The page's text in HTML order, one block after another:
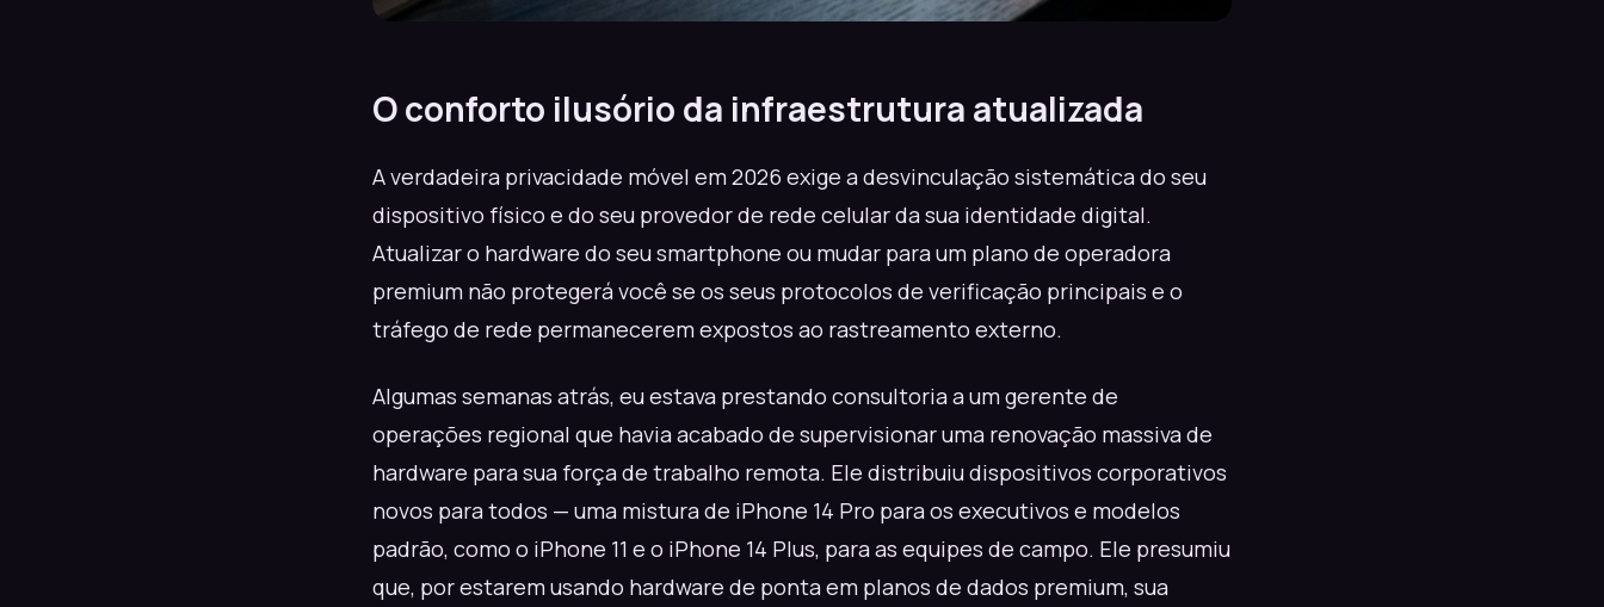
O conforto ilusório da infraestrutura atualizada
A verdadeira privacidade móvel em 2026 exige a desvinculação sistemática do seu
dispositivo físico e do seu provedor de rede celular da sua identidade digital.
Atualizar o hardware do seu smartphone ou mudar para um plano de operadora
premium não protegerá você se os seus protocolos de verificação principais e o
tráfego de rede permanecerem expostos ao rastreamento externo.
Algumas semanas atrás, eu estava prestando consultoria a um gerente de
operações regional que havia acabado de supervisionar uma renovação massiva de
hardware para sua força de trabalho remota. Ele distribuiu dispositivos corporativos
novos para todos — uma mistura de iPhone 14 Pro para os executivos e modelos
padrão, como o iPhone 11 e o iPhone 14 Plus, para as equipes de campo. Ele presumiu
que, por estarem usando hardware de ponta em planos de dados premium, sua